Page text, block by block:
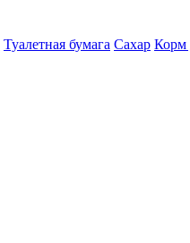
Туалетная бумага Сахар Корм